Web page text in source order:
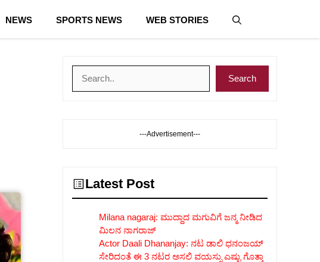
NEWS SPORTS NEWS WEB STORIES
Search
---Advertisement---
Latest Post
Milana nagaraj: ಮುದ್ದಾದ ಮಗುವಿಗೆ ಜನ್ಮ ನೀಡಿದ
ಮಿಲನ ನಾಗರಾಜ್
Actor Daali Dhananjay: ನಟ ಡಾಲಿ ಧನಂಜಯ್
ಸೇರಿದಂತೆ ಈ 3 ನಟರ ಅಸಲಿ ವಯಸ್ಸು ಎಷ್ಟು ಗೊತ್ತಾ